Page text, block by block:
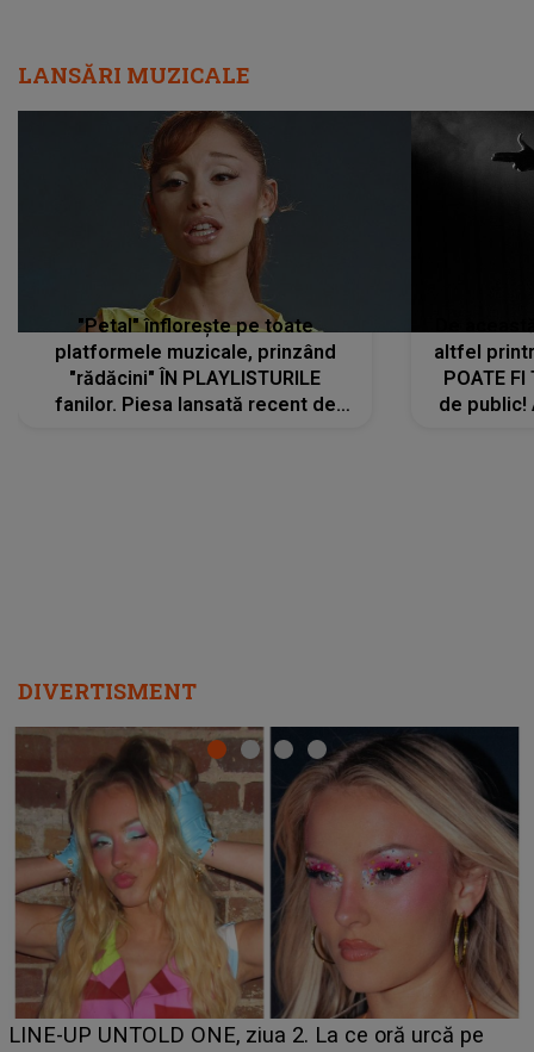
LANSĂRI MUZICALE
"Petal" înflorește pe toate
platformele muzicale, prinzând
"rădăcini" ÎN PLAYLISTURILE
fanilor. Piesa lansată recent de
altfel
POATE FI
de public!
DIVERTISMENT
Ce a dezvăluit noua concurentă din "Casa Iubirii" l-a